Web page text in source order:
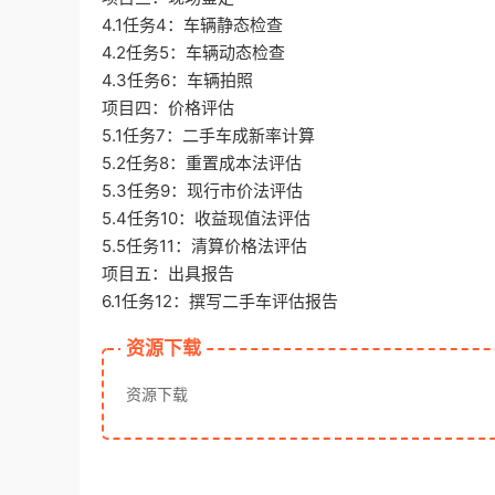
4.1任务4：车辆静态检查
4.2任务5：车辆动态检查
4.3任务6：车辆拍照
项目四：价格评估
5.1任务7：二手车成新率计算
5.2任务8：重置成本法评估
5.3任务9：现行市价法评估
5.4任务10：收益现值法评估
5.5任务11：清算价格法评估
项目五：出具报告
6.1任务12：撰写二手车评估报告
资源下载
资源下载